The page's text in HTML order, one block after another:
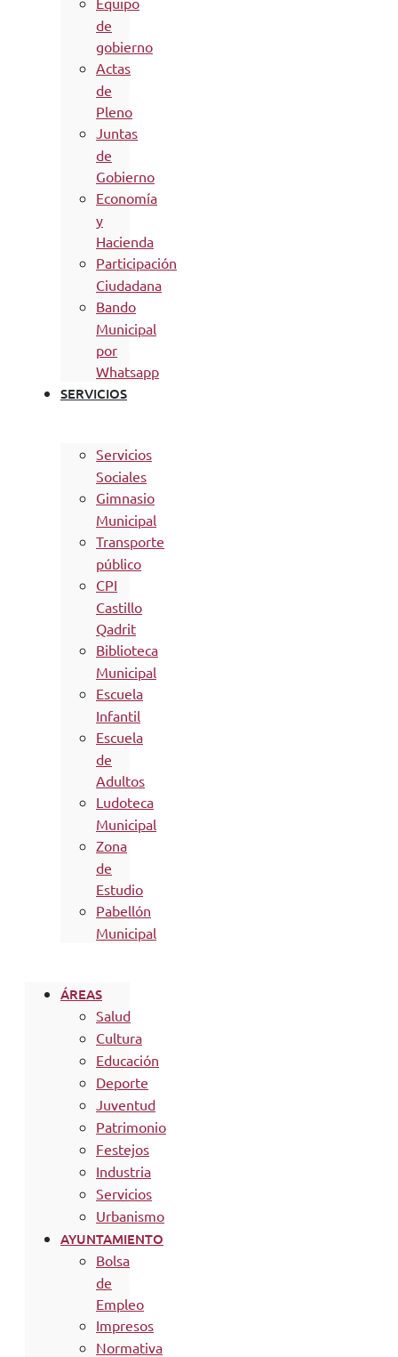
de
gobierno
Actas
de
Pleno
Juntas
de
Gobierno
Economía
y
Hacienda
Participación
Ciudadana
Bando
Municipal
por
Whatsapp
SERVICIOS
Servicios
Sociales
Gimnasio
Municipal
Transporte
público
CPI
Castillo
Qadrit
Biblioteca
Municipal
Escuela
Infantil
Escuela
de
Adultos
Ludoteca
Municipal
Zona
de
Estudio
Pabellón
Municipal
ÁREAS
Salud
Cultura
Educación
Deporte
Juventud
Patrimonio
Festejos
Industria
Servicios
Urbanismo
AYUNTAMIENTO
Bolsa
de
Empleo
Impresos
Normativa